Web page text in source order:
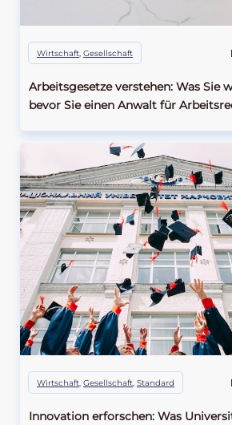
Wirtschaft, Gesellschaft
Arbeitsgesetze verstehen: Was Sie
bevor Sie einen Anwalt für
Wirtschaft, Gesellschaft, Standard
Innovation erforschen: Was